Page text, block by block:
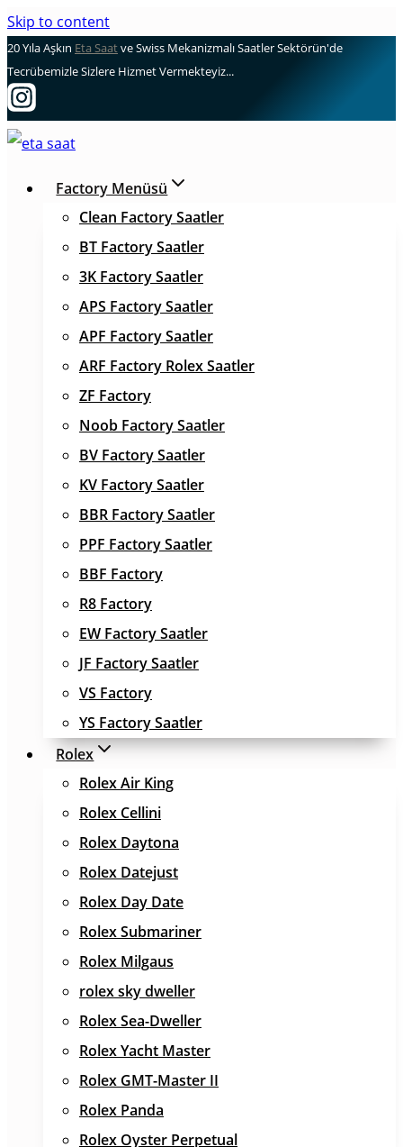
Skip to content
20 Yıla Aşkın Eta Saatve Swiss Mekanizmalı Saatler Sektörün'de
Tecrübemizle Sizlere Hizmet Vermekteyiz...
Factory Menüsü
Clean Factory Saatler
BT Factory Saatler
3K Factory Saatler
APS Factory Saatler
APF Factory Saatler
ARF Factory Rolex Saatler
ZF Factory
Noob Factory Saatler
BV Factory Saatler
KV Factory Saatler
BBR Factory Saatler
PPF Factory Saatler
BBF Factory
R8 Factory
EW Factory Saatler
JF Factory Saatler
VS Factory
YS Factory Saatler
Rolex
Rolex Air King
Rolex Cellini
Rolex Daytona
Rolex Datejust
Rolex Day Date
Rolex Submariner
Rolex Milgaus
rolex sky dweller
Rolex Sea-Dweller
Rolex Yacht Master
Rolex GMT-Master II
Rolex Panda
Rolex Oyster Perpetual